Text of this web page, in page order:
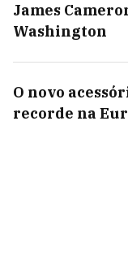
James
Washington
O novo
recorde na